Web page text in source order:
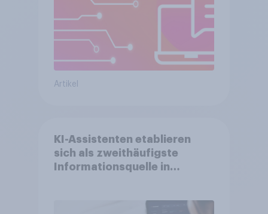
Artikel
KI-Assistenten etablieren
sich als zweithäufigste
Informationsquelle in